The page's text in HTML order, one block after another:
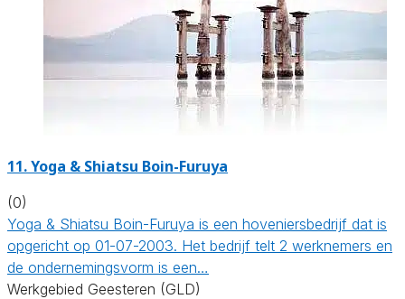
11.Yoga & Shiatsu Boin-Furuya
(0)
Yoga & Shiatsu Boin-Furuya is een hoveniersbedrijf dat is
opgericht op 01-07-2003. Het bedrijf telt 2 werknemers en
de ondernemingsvorm is een…
Werkgebied Geesteren (GLD)